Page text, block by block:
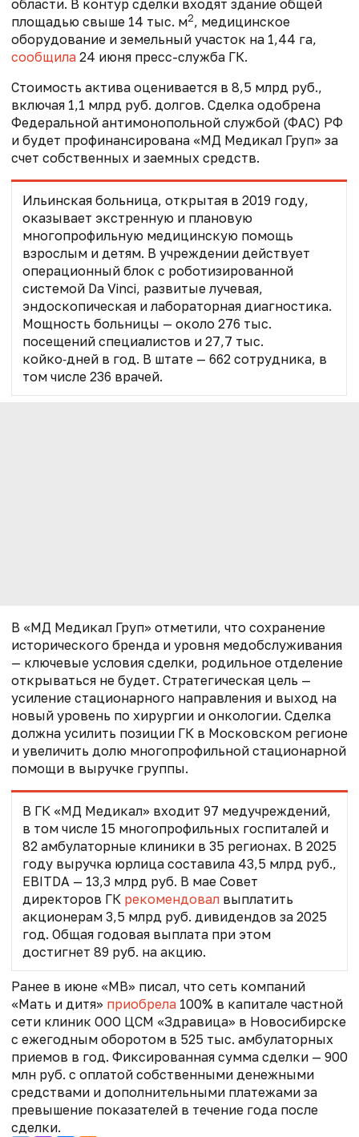
области. В контур сделки входят здание общей
площадью свыше 14 тыс. м2, медицинское
оборудование и земельный участок на 1,44 га,
сообщила 24 июня пресс-служба ГК.
Стоимость актива оценивается в 8,5 млрд руб.,
включая 1,1 млрд руб. долгов. Сделка одобрена
Федеральной антимонопольной службой (ФАС) РФ
и будет профинансирована «МД Медикал Груп» за
счет собственных и заемных средств.
Ильинская больница, открытая в 2019 году,
оказывает экстренную и плановую
многопрофильную медицинскую помощь
взрослым и детям. В учреждении действует
операционный блок с роботизированной
системой Da Vinci, развитые лучевая,
эндоскопическая и лабораторная диагностика.
Мощность больницы — около 276 тыс.
посещений специалистов и 27,7 тыс.
койко‑дней в год. В штате — 662 сотрудника, в
том числе 236 врачей.
В «МД Медикал Груп» отметили, что сохранение
исторического бренда и уровня медобслуживания
— ключевые условия сделки, родильное отделение
открываться не будет. Стратегическая цель —
усиление стационарного направления и выход на
новый уровень по хирургии и онкологии. Сделка
должна усилить позиции ГК в Московском регионе
и увеличить долю многопрофильной стационарной
помощи в выручке группы.
В ГК «МД Медикал» входит 97 медучреждений,
в том числе 15 многопрофильных госпиталей и
82 амбулаторные клиники в 35 регионах. В 2025
году выручка юрлица составила 43,5 млрд руб.,
EBITDA — 13,3 млрд руб. В мае Совет
директоров ГК рекомендовалвыплатить
акционерам 3,5 млрд руб. дивидендов за 2025
год. Общая годовая выплата при этом
достигнет 89 руб. на акцию.
Ранее в июне «МВ» писал, что сеть компаний
«Мать и дитя» приобрела 100% в капитале частной
сети клиник ООО ЦСМ «Здравица» в Новосибирске
с ежегодным оборотом в 525 тыс. амбулаторных
приемов в год. Фиксированная сумма сделки — 900
млн руб. с оплатой собственными денежными
средствами и дополнительными платежами за
превышение показателей в течение года после
сделки.